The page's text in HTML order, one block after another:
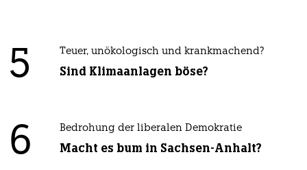
5 Teuer, unökologisch und krankmachend?
Sind Klimaanlagen böse?
6 Bedrohung der liberalen Demokratie
Macht es bum in Sachsen-Anhalt?